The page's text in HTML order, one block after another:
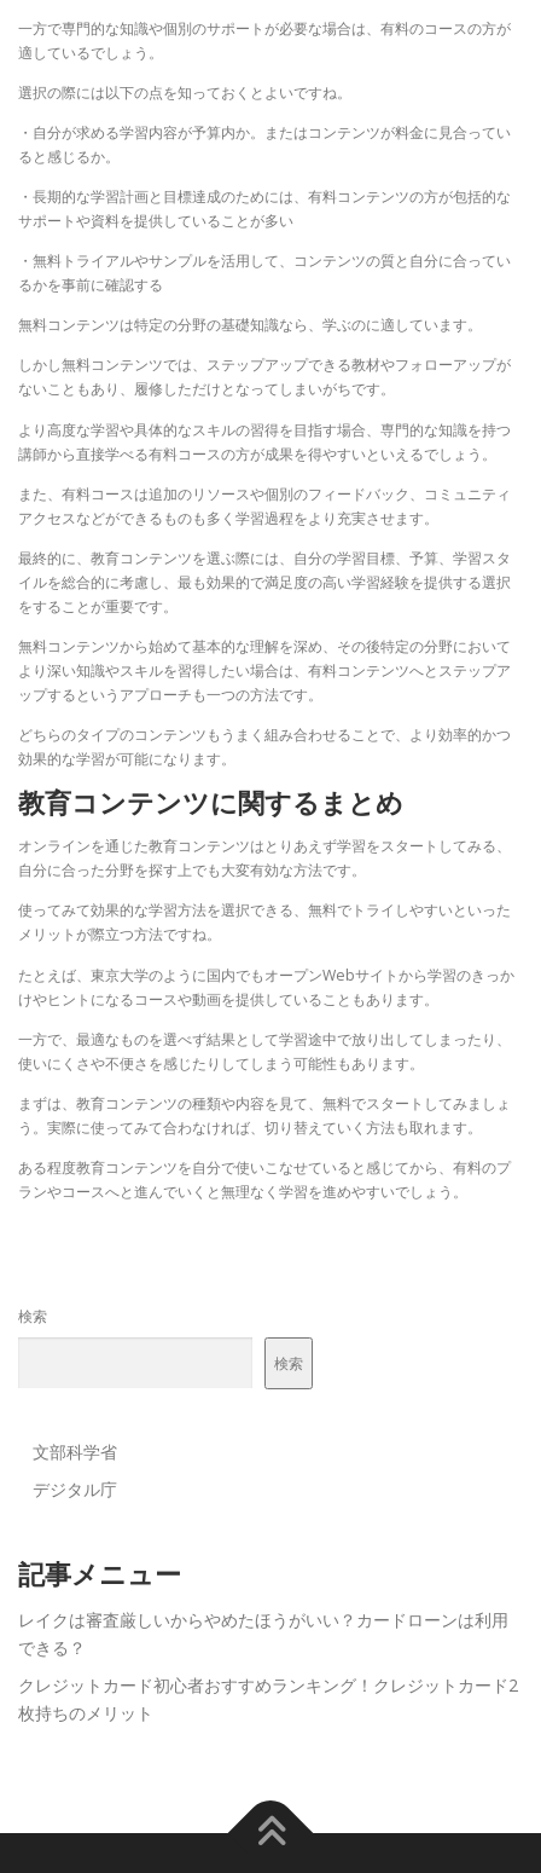
一方で専門的な知識や個別のサポートが必要な場合は、有料のコースの方が
適しているでしょう。
選択の際には以下の点を知っておくとよいですね。
・自分が求める学習内容が予算内か。またはコンテンツが料金に見合ってい
ると感じるか。
・長期的な学習計画と目標達成のためには、有料コンテンツの方が包括的な
サポートや資料を提供していることが多い
・無料トライアルやサンプルを活用して、コンテンツの質と自分に合ってい
るかを事前に確認する
無料コンテンツは特定の分野の基礎知識なら、学ぶのに適しています。
しかし無料コンテンツでは、ステップアップできる教材やフォローアップが
ないこともあり、履修しただけとなってしまいがちです。
より高度な学習や具体的なスキルの習得を目指す場合、専門的な知識を持つ
講師から直接学べる有料コースの方が成果を得やすいといえるでしょう。
また、有料コースは追加のリソースや個別のフィードバック、コミュニティ
アクセスなどができるものも多く学習過程をより充実させます。
最終的に、教育コンテンツを選ぶ際には、自分の学習目標、予算、学習スタ
イルを総合的に考慮し、最も効果的で満足度の高い学習経験を提供する選択
をすることが重要です。
無料コンテンツから始めて基本的な理解を深め、その後特定の分野において
より深い知識やスキルを習得したい場合は、有料コンテンツへとステップア
ップするというアプローチも一つの方法です。
どちらのタイプのコンテンツもうまく組み合わせることで、より効率的かつ
効果的な学習が可能になります。
教育コンテンツに関するまとめ
オンラインを通じた教育コンテンツはとりあえず学習をスタートしてみる、
自分に合った分野を探す上でも大変有効な方法です。
使ってみて効果的な学習方法を選択できる、無料でトライしやすいといった
メリットが際立つ方法ですね。
たとえば、東京大学のように国内でもオープンWebサイトから学習のきっか
けやヒントになるコースや動画を提供していることもあります。
一方で、最適なものを選べず結果として学習途中で放り出してしまったり、
使いにくさや不便さを感じたりしてしまう可能性もあります。
まずは、教育コンテンツの種類や内容を見て、無料でスタートしてみましょ
う。実際に使ってみて合わなければ、切り替えていく方法も取れます。
ある程度教育コンテンツを自分で使いこなせていると感じてから、有料のプ
ランやコースへと進んでいくと無理なく学習を進めやすいでしょう。
検索
検索
文部科学省
デジタル庁
記事メニュー
レイクは審査厳しいからやめたほうがいい？カードローンは利用
できる？
クレジットカード初心者おすすめランキング！クレジットカード2
枚持ちのメリット